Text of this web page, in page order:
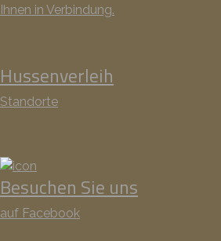
Ihnen in Verbindung.
Hussenverleih
Standorte
Besuchen Sie uns
auf Facebook